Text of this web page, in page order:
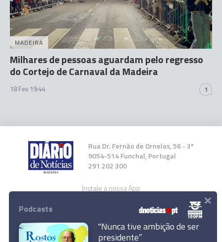
MADEIRA
Milhares de pessoas aguardam pelo regresso
do Cortejo de Carnaval da Madeira
18 Fev 19:44 1
Rua Dr. Fernão de Ornelas, 56 - 3º
9054-514 Funchal, Portugal
291 202 300
Instale a nossa App
Podcasts
"Nunca tive ambição de ser
presidente”
×